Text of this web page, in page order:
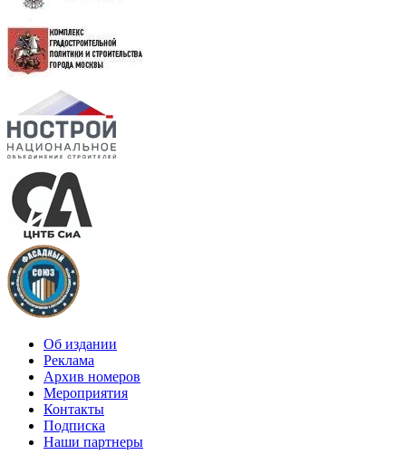
Об издании
Реклама
Архив номеров
Мероприятия
Контакты
Подписка
Наши партнеры